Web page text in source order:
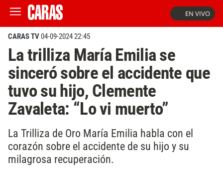
EN VIVO
CARAS TV04-09-2024 22:45
La trilliza María Emilia se
sinceró sobre el accidente que
tuvo su hijo, Clemente
Zavaleta: “Lo vi muerto”
La Trilliza de Oro María Emilia habla con el
corazón sobre el accidente de su hijo y su
milagrosa recuperación.